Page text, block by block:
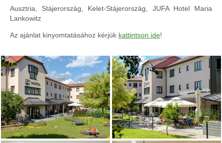
Ausztria, Stájerország, Kelet-Stájerország, JUFA Hotel Maria
Lankowitz
Az ajánlat kinyomtatásához kérjük kattintson ide!